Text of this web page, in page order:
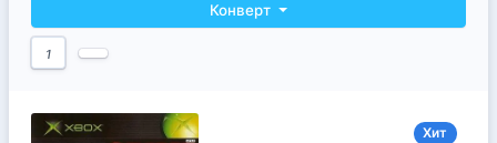
Конверт
1
Хит